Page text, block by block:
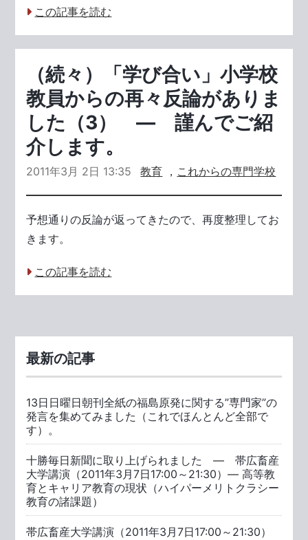
この記事を読む
（続々）「学び合い」小学校
教員からの再々反論がありま
した（3） ― 謹んでご紹
介します。
2011年3月 2日 13:35 教育 ， これからの専門学校
予想通りの反論が返ってきたので、再度整理してお
きます。
この記事を読む
最新の記事
13日日曜日朝刊全紙の福島原発に関する”専門家”の
発言を集めてみました（これでほんとんど全部で
す）。
十勝毎日新聞に取り上げられました ― 帯広畜産
大学講演（2011年3月7日17:00～21:30）― 高等教
育とキャリア教育の現状（ハイパーメリトクラシー
教育の諸課題）
帯広畜産大学講演（2011年3月7日17:00～21:30）